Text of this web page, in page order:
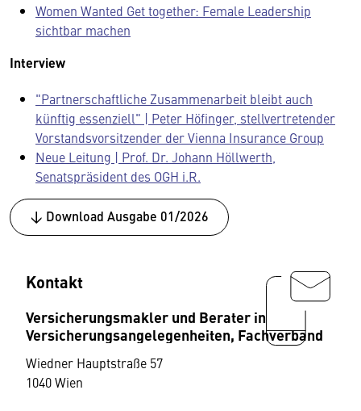
Women Wanted Get together: Female Leadership
sichtbar machen
Interview
"Partnerschaftliche Zusammenarbeit bleibt auch
künftig essenziell" | Peter Höfinger, stellvertretender
Vorstandsvorsitzender der Vienna Insurance Group
Neue Leitung | Prof. Dr. Johann Höllwerth,
Senatspräsident des OGH i.R.
↓ Download Ausgabe 01/2026
Kontakt
Versicherungsmakler und Berater in
Versicherungsangelegenheiten, Fachverband
Wiedner Hauptstraße 57
1040 Wien